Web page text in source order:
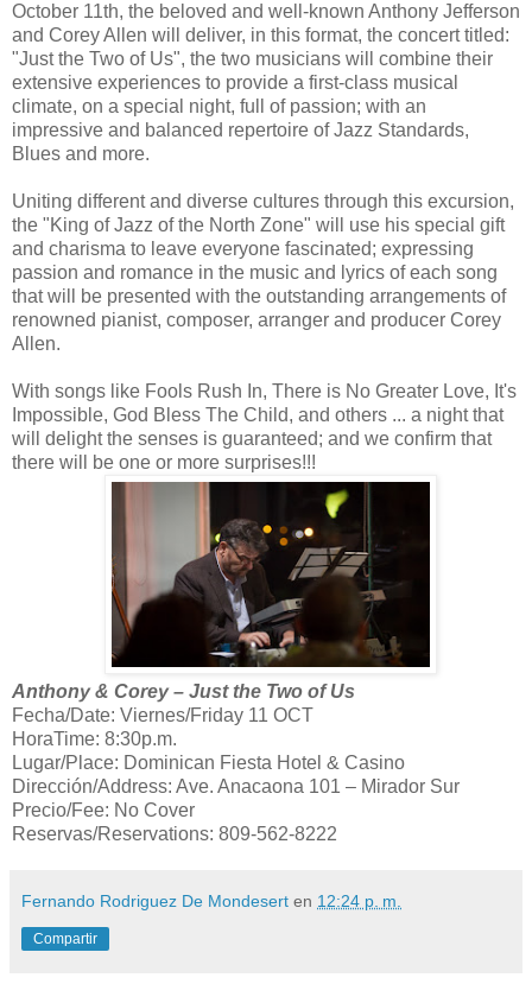
October 11th, the beloved and well-known Anthony Jefferson
and Corey Allen will deliver, in this format, the concert titled:
"Just the Two of Us", the two musicians will combine their
extensive experiences to provide a first-class musical
climate, on a special night, full of passion; with an
impressive and balanced repertoire of Jazz Standards,
Blues and more.
Uniting different and diverse cultures through this excursion,
the "King of Jazz of the North Zone" will use his special gift
and charisma to leave everyone fascinated; expressing
passion and romance in the music and lyrics of each song
that will be presented with the outstanding arrangements of
renowned pianist, composer, arranger and producer Corey
Allen.
With songs like Fools Rush In, There is No Greater Love, It's
Impossible, God Bless The Child, and others ... a night that
will delight the senses is guaranteed; and we confirm that
there will be one or more surprises!!!
Anthony & Corey – Just the Two of Us
Fecha/Date: Viernes/Friday 11 OCT
HoraTime: 8:30p.m.
Lugar/Place: Dominican Fiesta Hotel & Casino
Dirección/Address: Ave. Anacaona 101 – Mirador Sur
Precio/Fee: No Cover
Reservas/Reservations: 809-562-8222
Fernando Rodriguez De Mondesert en 12:24 p. m.
Compartir